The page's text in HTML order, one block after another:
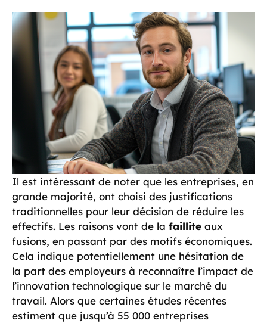
Il est intéressant de noter que les entreprises, en
grande majorité, ont choisi des justifications
traditionnelles pour leur décision de réduire les
effectifs. Les raisons vont de la faillite aux
fusions, en passant par des motifs économiques.
Cela indique potentiellement une hésitation de
la part des employeurs à reconnaître l’impact de
l’innovation technologique sur le marché du
travail. Alors que certaines études récentes
estiment que jusqu’à 55 000 entreprises